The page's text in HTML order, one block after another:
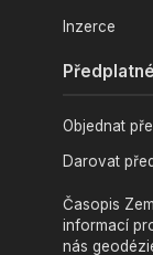
Inzerce
Předplatné
Objednat
Darovat
Časopis
informací
nás